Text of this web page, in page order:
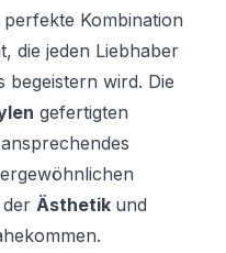
Kombination
die jeden Liebhaber
begeistern wird. Die
gefertigten
der Ästhetik und